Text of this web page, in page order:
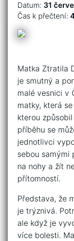
Datum: 31
Čas k přečtení:
Matka Ztratila
je smutný a
malé vesnici v
matky, která
kterou
příběhu se
jednotlivci
sebou samými
na nohy a žít
přítomností.
Představa, že
je trýznivá.
ale když je
více bolesti.